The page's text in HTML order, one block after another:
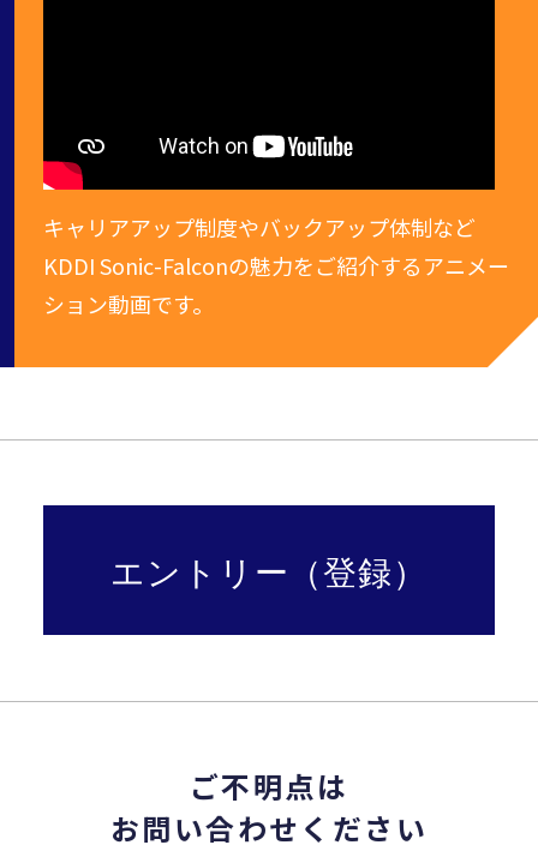
キャリアアップ制度やバックアップ体制など
KDDI Sonic-Falconの魅力をご紹介するアニメー
ション動画です。
エントリー（登録）
ご不明点は
お問い合わせください